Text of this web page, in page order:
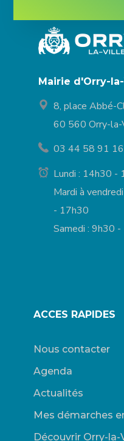
Mairie d'Orry-
8, place Abbé-
60 560 Orry-
03 44 58 91 16
Lundi : 14h30 -
Mardi à
- 17h30
Samedi : 9h30 -
ACCES RAPIDES
Nous contacter
Agenda
Actualités
Mes démarches
Découvrir Orry-la-